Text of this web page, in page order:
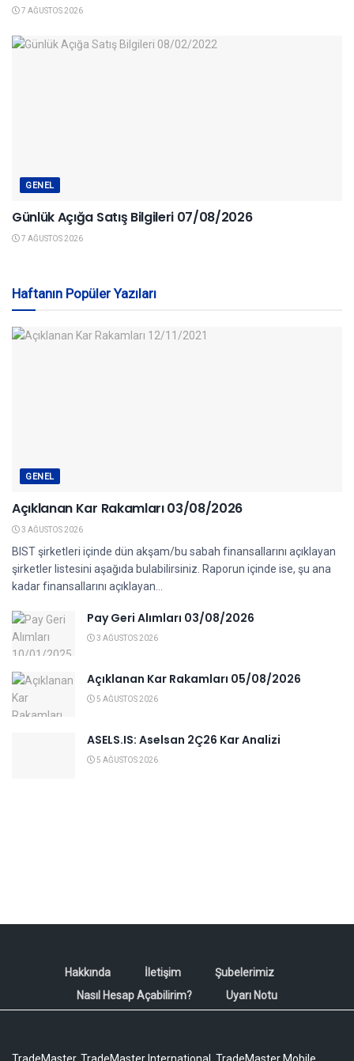
7 AĞUSTOS 2026
GENEL
Günlük Açığa Satış Bilgileri 07/08/2026
7 AĞUSTOS 2026
Haftanın Popüler Yazıları
GENEL
Açıklanan Kar Rakamları 03/08/2026
3 AĞUSTOS 2026
BIST şirketleri içinde dün akşam/bu sabah finansallarını açıklayan
şirketler listesini aşağıda bulabilirsiniz. Raporun içinde ise, şu ana
kadar finansallarını açıklayan...
Pay Geri Alımları 03/08/2026
3 AĞUSTOS 2026
Açıklanan Kar Rakamları 05/08/2026
5 AĞUSTOS 2026
ASELS.IS: Aselsan 2Ç26 Kar Analizi
5 AĞUSTOS 2026
Hakkında İletişim
Şubelerimiz
Nasıl Hesap Açabilirim?
Uyarı Notu
TradeMaster, TradeMaster International, TradeMaster Mobile,